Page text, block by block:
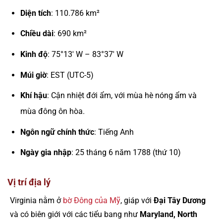
Diện tích: 110.786 km²
Chiều dài: 690 km²
Kinh độ: 75°13′ W – 83°37′ W
Múi giờ: EST (UTC-5)
Khí hậu: Cận nhiệt đới ẩm, với mùa hè nóng ẩm và
mùa đông ôn hòa.
Ngôn ngữ chính thức: Tiếng Anh
Ngày gia nhập: 25 tháng 6 năm 1788 (thứ 10)
Vị trí địa lý
Virginia nằm ở bờ Đông của Mỹ, giáp với Đại Tây Dương
và có biên giới với các tiểu bang như Maryland, North